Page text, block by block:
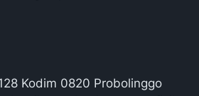
Kodim 0820 Probolinggo